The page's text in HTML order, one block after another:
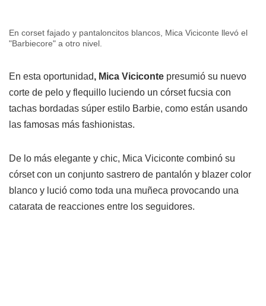
En corset fajado y pantaloncitos blancos, Mica Viciconte llevó el
"Barbiecore" a otro nivel.
En esta oportunidad, Mica Viciconte presumió su nuevo
corte de pelo y flequillo luciendo un córset fucsia con
tachas bordadas súper estilo Barbie, como están usando
las famosas más fashionistas.
De lo más elegante y chic, Mica Viciconte combinó su
córset con un conjunto sastrero de pantalón y blazer color
blanco y lució como toda una muñeca provocando una
catarata de reacciones entre los seguidores.